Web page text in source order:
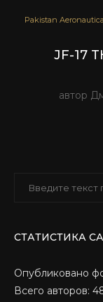
Pakistan
JF-17
автор
СТАТИСТИКА
Опубликовано
Всего авторов: